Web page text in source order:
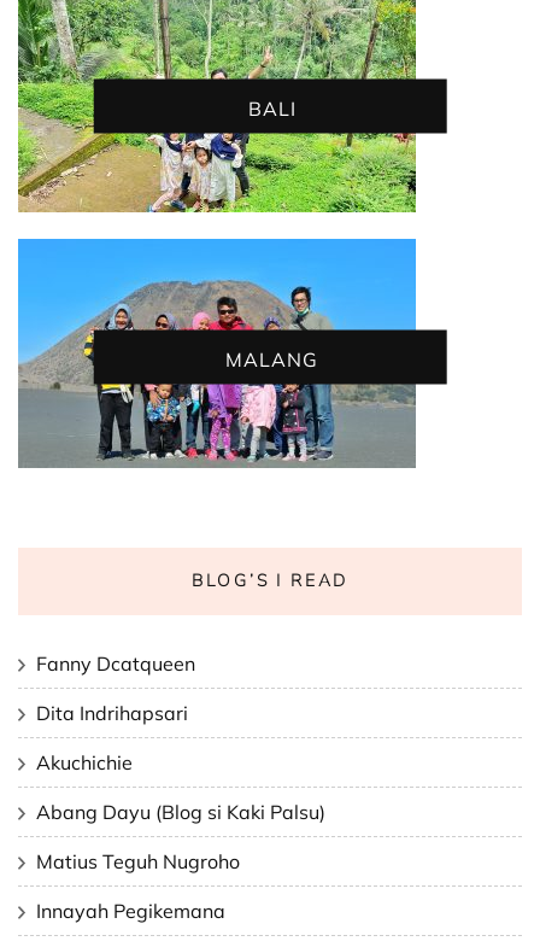
BALI
MALANG
BLOG’S I READ
Fanny Dcatqueen
Dita Indrihapsari
Akuchichie
Abang Dayu (Blog si Kaki Palsu)
Matius Teguh Nugroho
Innayah Pegikemana